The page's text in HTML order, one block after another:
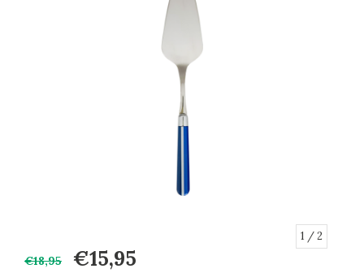
1 / 2
€18,95 €15,95